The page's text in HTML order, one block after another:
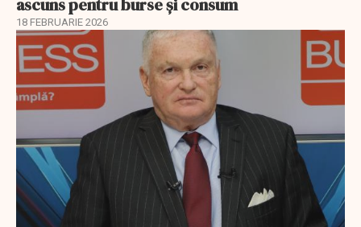
18 FEBRUARIE 2026
EXCLUSIV